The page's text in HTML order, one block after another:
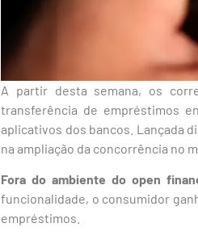
A partir desta semana, os
transferência de empréstimos
aplicativos dos bancos. Lançada
na ampliação da concorrência no
Fora do ambiente do open
funcionalidade, o consumidor
empréstimos.